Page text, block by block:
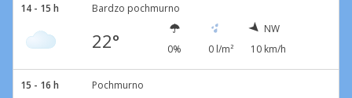
14 - 15 h Bardzo pochmurno
22° 0% 0 l/m²
NW
10 km/h
15 - 16 h Pochmurno